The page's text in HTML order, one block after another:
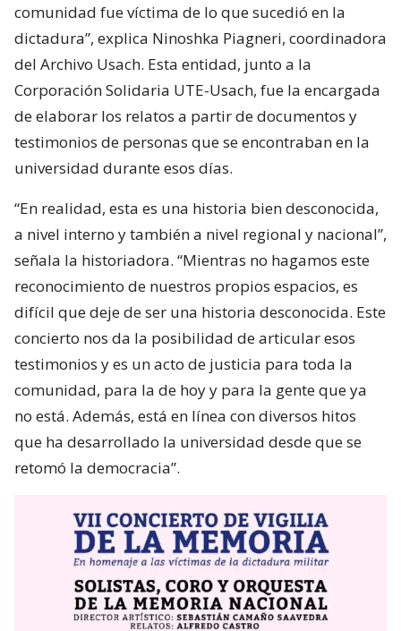
comunidad fue víctima de lo que sucedió en la
dictadura”, explica Ninoshka Piagneri, coordinadora
del Archivo Usach. Esta entidad, junto a la
Corporación Solidaria UTE-Usach, fue la encargada
de elaborar los relatos a partir de documentos y
testimonios de personas que se encontraban en la
universidad durante esos días.
“En realidad, esta es una historia bien desconocida,
a nivel interno y también a nivel regional y nacional”,
señala la historiadora. “Mientras no hagamos este
reconocimiento de nuestros propios espacios, es
difícil que deje de ser una historia desconocida. Este
concierto nos da la posibilidad de articular esos
testimonios y es un acto de justicia para toda la
comunidad, para la de hoy y para la gente que ya
no está. Además, está en línea con diversos hitos
que ha desarrollado la universidad desde que se
retomó la democracia”.